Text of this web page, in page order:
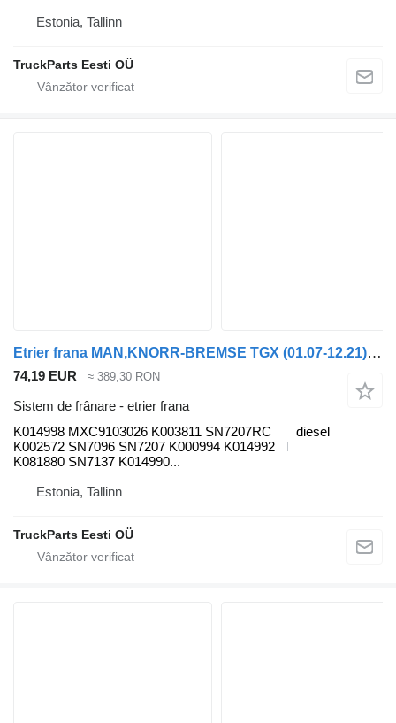
Estonia, Tallinn
TruckParts Eesti OÜ
Etrier frana MAN,KNORR-BREMSE TGX (01.07-12.21) K014998 pentru cap tractor MAN tgl 2006
74,19 EUR ≈ 389,30 RON
Sistem de frânare - etrier frana
K014998 MXC9103026 K003811 SN7207RC
K002572 SN7096 SN7207 K000994 K014992
K081880 SN7137 K014990...
diesel
Estonia, Tallinn
TruckParts Eesti OÜ